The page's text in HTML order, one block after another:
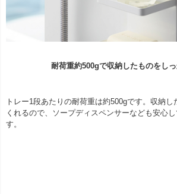
耐荷重約500gで収納したものをし
トレー1段あたりの耐荷重は約500gです。収納
くれるので、ソープディスペンサーなども安心
す。